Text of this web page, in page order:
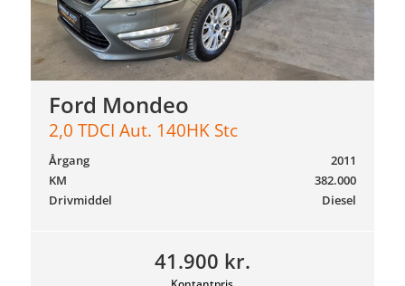
Ford Mondeo
2,0 TDCI Aut. 140HK Stc
41.900 kr.
2011
Årgang
382.000
KM
Diesel
Drivmiddel